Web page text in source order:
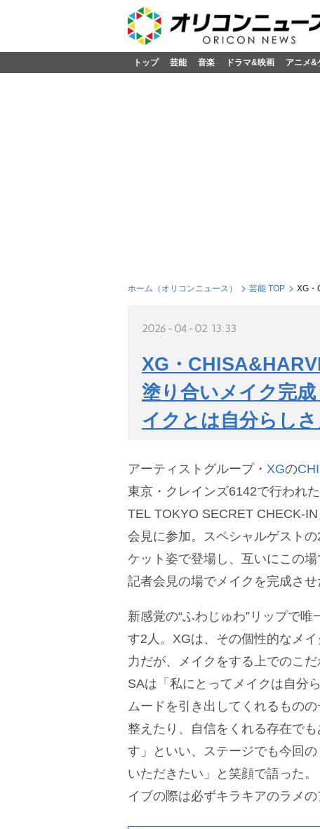
トップ 芸能 音楽 ドラマ&映画 アニメ&
ホーム（オリコンニュース） 芸能 TOP XG・
2026-04-02 13:33
XG・
塗り合いメイク完
イクとは自分らしさ
アーティストグループ・ XGの
東京・クレインズ6142で行われ
TEL TOKYO SECRET CHECK-
会見に参加。スペシャルゲスト
ケット姿で登場し、互いにこの場
記者会見の場でメイクを完成させ
新感覚の“ふわじゅわ”リップで
す2人。XGは、その個性的なメ
力だが、メイクをする上でのこ
SAは「私にとってメイクは自分
ムードを引き出してくれるもの
整えたり、自信をくれる存在で
す」といい、ステージでも今回
いただきたい」と笑顔で語った。
イブの際は必ずキラキアのラメ